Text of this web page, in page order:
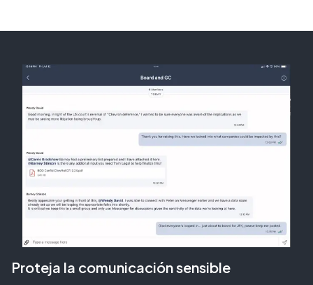
Proteja la comunicación sensible